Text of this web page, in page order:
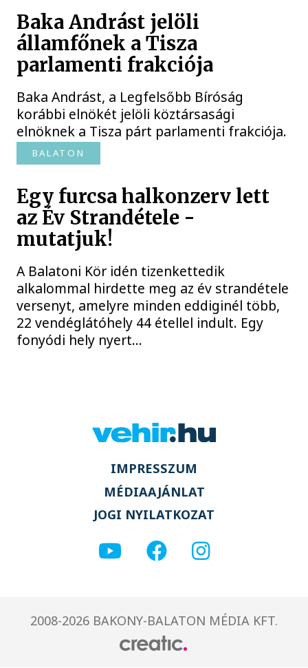
Baka Andrást jelöli
államfőnek a Tisza
parlamenti frakciója
Baka Andrást, a Legfelsőbb Bíróság
korábbi elnökét jelöli köztársasági
elnöknek a Tisza párt parlamenti frakciója.
BALATON
Egy furcsa halkonzerv lett
az Év Strandétele -
mutatjuk!
A Balatoni Kör idén tizenkettedik
alkalommal hirdette meg az év strandétele
versenyt, amelyre minden eddiginél több,
22 vendéglátóhely 44 étellel indult. Egy
fonyódi hely nyert...
IMPRESSZUM
MÉDIAAJÁNLAT
JOGI NYILATKOZAT
2008-2026 BAKONY-BALATON MÉDIA KFT.